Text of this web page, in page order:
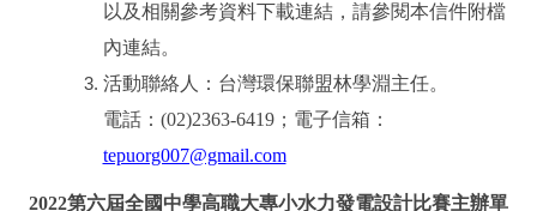
以及相關參考資料下載連結，請參閱本信件附檔
內連結。
活動聯絡人：台灣環保聯盟林學淵主任。
電話：(02)2363-6419；電子信箱：
tepuorg007@gmail.com
2022第六屆全國中學高職大專小水力發電設計比賽主辦單